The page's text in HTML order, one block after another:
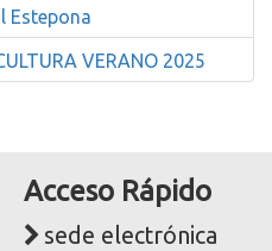
Estepona
VERANO 2025
Acceso Rápido
sede electrónica